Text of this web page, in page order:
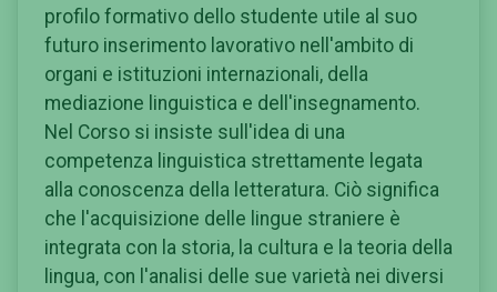
profilo formativo dello studente utile al suo
futuro inserimento lavorativo nell'ambito di
organi e istituzioni internazionali, della
mediazione linguistica e dell'insegnamento.
Nel Corso si insiste sull'idea di una
competenza linguistica strettamente legata
alla conoscenza della letteratura. Ciò significa
che l'acquisizione delle lingue straniere è
integrata con la storia, la cultura e la teoria della
lingua, con l'analisi delle sue varietà nei diversi